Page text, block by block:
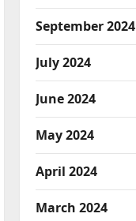
September 2024
July 2024
June 2024
May 2024
April 2024
March 2024